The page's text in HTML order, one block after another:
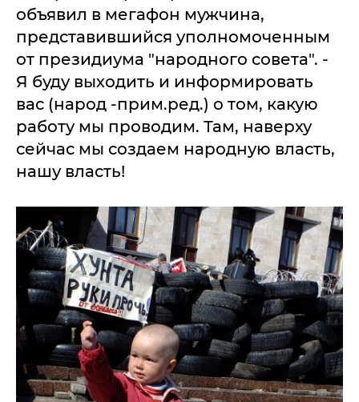
объявил в мегафон мужчина,
представившийся уполномоченным
от президиума "народного совета". -
Я буду выходить и информировать
вас (народ -прим.ред.) о том, какую
работу мы проводим. Там, наверху
сейчас мы создаем народную власть,
нашу власть!